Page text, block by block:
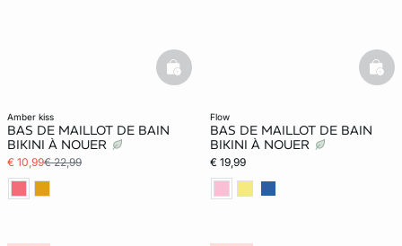
amber kiss
BAS DE MAILLOT DE BAIN
BIKINI À NOUER
€ 10,99€ 22,99
basketfull
flow
BAS DE MAILLOT DE BAIN
BIKINI À NOUER
€ 19,99